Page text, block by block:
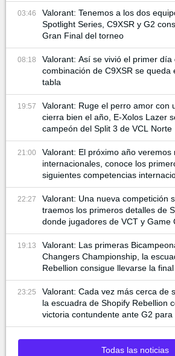
03:46
Valorant: Tenemos a los dos
Spotlight Series, C9XSR y G2
Gran Final del torneo
08:18
Valorant: Así se vivió el primer día
combinación de C9XSR se queda
tabla
19:57
Valorant: Ruge el perro amor con
cierra bien el año, E-Xolos Lazer
campeón del Split 3 de VCL Norte
21:00
Valorant: El próximo año veremos
internacionales, conoce los
siguientes competencias
22:27
Valorant: Una nueva competición
traemos los primeros detalles de
donde jugadores de VCT y Game
participan
19:13
Valorant: Las primeras
Changers Championship, la
Rebellion consigue llevarse la
para alzar la copa
23:25
Valorant: Cada vez más cerca de
la escuadra de Shopify Rebellion
victoria contundente ante G2
a la final
Todas las noticias